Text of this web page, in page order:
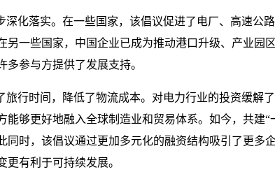
化落实。在一些国家，该倡议促进了电厂、高速公
一些国家，中国企业已成为推动港口升级、产业园
参与方提供了发展支持。
行时间，降低了物流成本。对电力行业的投资缓解
够更好地融入全球制造业和贸易体系。如今，共建“
时，该倡议通过更加多元化的融资结构吸引了更多
有利于可持续发展。